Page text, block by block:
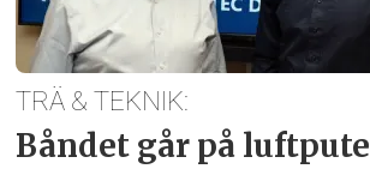
TRÄ & TEKNIK:
Båndet går på luftpute